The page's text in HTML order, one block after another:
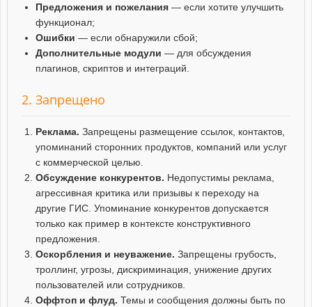
Предложения и пожелания — если хотите улучшить
функционал;
Ошибки — если обнаружили сбой;
Дополнительные модули — для обсуждения
плагинов, скриптов и интеграций.
2. Запрещено
Реклама. Запрещены размещение ссылок, контактов,
упоминаний сторонних продуктов, компаний или услуг
с коммерческой целью.
Обсуждение конкурентов. Недопустимы реклама,
агрессивная критика или призывы к переходу на
другие ГИС. Упоминание конкурентов допускается
только как пример в контексте конструктивного
предложения.
Оскорбления и неуважение. Запрещены грубость,
троллинг, угрозы, дискриминация, унижение других
пользователей или сотрудников.
Оффтоп и флуд. Темы и сообщения должны быть по